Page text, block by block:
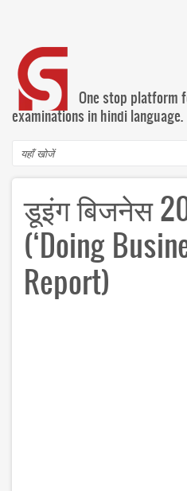
content
One stop platform
examinations in hindi language.
Search
डूइंग बिजनेस
(‘Doing
Report)